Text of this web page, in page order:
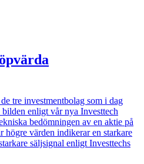
tre investmentbolag som i dag
enligt vår nya Investtech
bedömningen av en aktie på
högre värden indikerar en starkare
säljsignal enligt Investtechs